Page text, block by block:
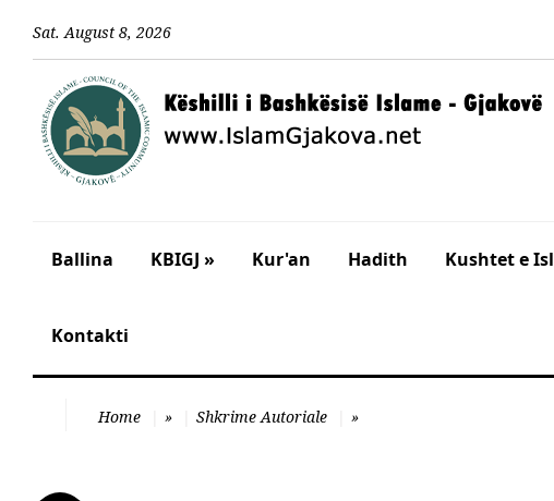
Sat. August 8, 2026
Ballina KBIGJ » Kur'an Hadith Kushtet e
Kontakti
Home » Shkrime Autoriale »